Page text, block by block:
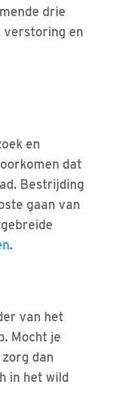
drie
verstoring en
en
dat
Bestrijding
gaan van
.
van het
Mocht je
dan
in het wild